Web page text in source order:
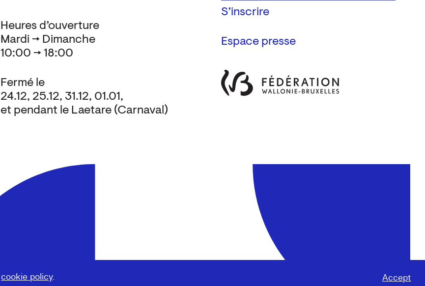
cookie policy. Accept
Espace presse
Heures d’ouverture
Mardi → Dimanche
10:00 → 18:00
Fermé le
24.12, 25.12, 31.12, 01.01,
et pendant le Laetare (Carnaval)